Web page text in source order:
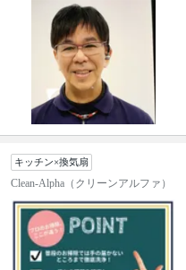
キッチン×換気扇
Clean-Alpha（クリーンアルファ）